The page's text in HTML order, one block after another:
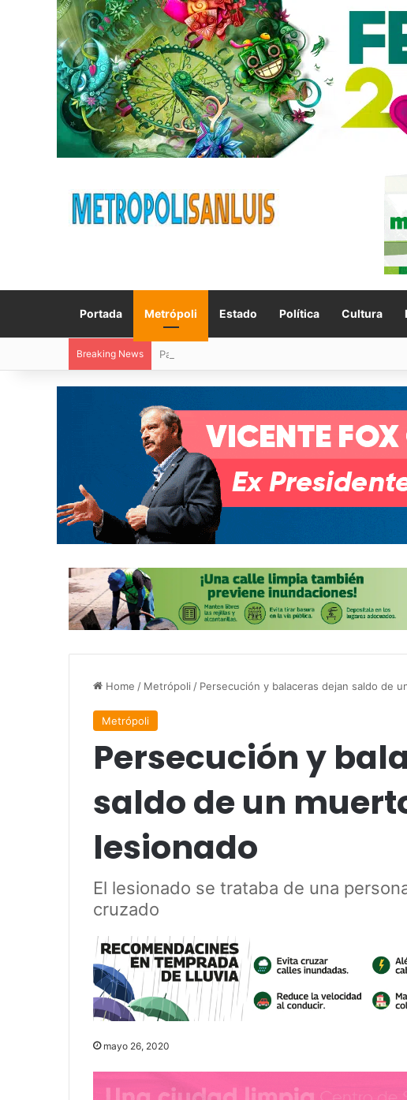
Portada Metrópoli Estado Política Cultura
Breaking News Paty Aradillas destaca impacto del nuevo
Home / Metrópoli / Persecución y balaceras dejan saldo de
Metrópoli
Persecución y
saldo de un
lesionado
El lesionado se trataba de una
cruzado
mayo 26, 2020